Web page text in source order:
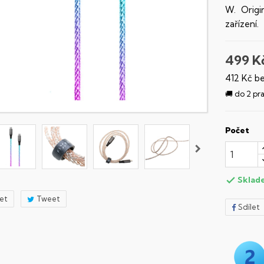
Tweet
W.
zařízení.
499
412 Kč
🚚 do 2
Počet

Sdílet